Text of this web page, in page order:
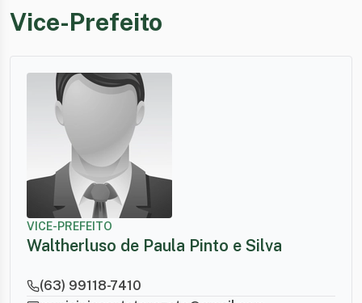
Vice-Prefeito
VICE-PREFEITO
Waltherluso de Paula Pinto e Silva
(63) 99118-7410